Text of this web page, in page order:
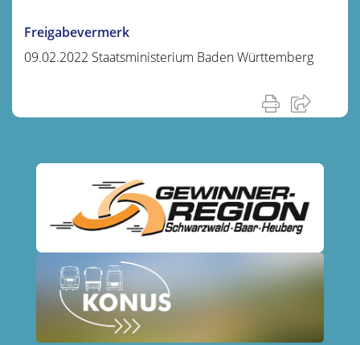
Freigabevermerk
09.02.2022 Staatsministerium Baden Württemberg